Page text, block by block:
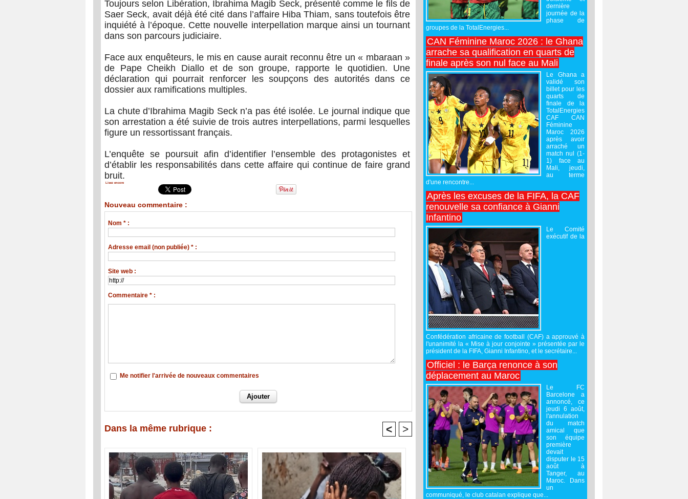
Toujours selon Libération, Ibrahima Magib Seck, présenté comme le fils de
Saer Seck, avait déjà été cité dans l’affaire Hiba Thiam, sans toutefois être
inquiété à l’époque. Cette nouvelle interpellation marque ainsi un tournant
dans son parcours judiciaire.
Face aux enquêteurs, le mis en cause aurait reconnu être un « mbaraan »
de Pape Cheikh Diallo et de son groupe, rapporte le quotidien. Une
déclaration qui pourrait renforcer les soupçons des autorités dans ce
dossier aux ramifications multiples.
La chute d’Ibrahima Magib Seck n’a pas été isolée. Le journal indique que
son arrestation a été suivie de trois autres interpellations, parmi lesquelles
figure un ressortissant français.
L’enquête se poursuit afin d’identifier l’ensemble des protagonistes et
d’établir les responsabilités dans cette affaire qui continue de faire grand
bruit.
Lisez encore
Nouveau commentaire :
Nom * :
Adresse email (non publiée) * :
Site web :
Commentaire * :
Me notifier l'arrivée de nouveaux commentaires
Dans la même rubrique : < >
dernière
journée de la
phase de
groupes de la TotalEnergies...
CAN Féminine Maroc 2026 : le Ghana
arrache sa qualification en quarts de
finale après son nul face au Mali
Le Ghana a
validé son
billet pour les
quarts de
finale de la
TotalEnergies
CAF CAN
Féminine
Maroc 2026
après avoir
arraché un
match nul (1-
1) face au
Mali, jeudi,
au terme
d'une rencontre...
Après les excuses de la FIFA, la CAF
renouvelle sa confiance à Gianni
Infantino
Le Comité
exécutif de la
Confédération africaine de football (CAF) a approuvé à
l'unanimité la « Mise à jour conjointe » présentée par le
président de la FIFA, Gianni Infantino, et le secrétaire...
Officiel : le Barça renonce à son
déplacement au Maroc
Le FC
Barcelone a
annoncé, ce
jeudi 6 août,
l'annulation
du match
amical que
son équipe
première
devait
disputer le 15
août à
Tanger, au
Maroc. Dans
un
communiqué, le club catalan explique que...